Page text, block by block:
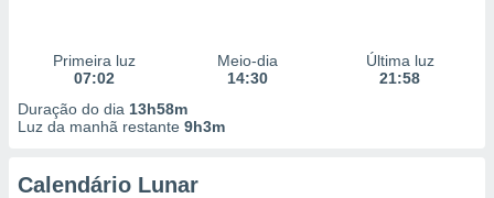
Primeira luz
07:02
Meio-dia
14:30
Última luz
21:58
Duração do dia 13h58m
Luz da manhã restante 9h3m
Calendário Lunar